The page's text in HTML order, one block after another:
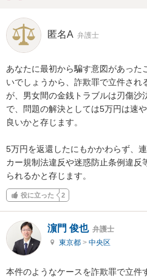
匿名A 弁護士
あなたに最初から騙す意図があった
いでしょうから、詐欺罪で立件され
が、男女間の金銭トラブルは刃傷沙
で、問題の解決としては5万円は速
良いかと存じます。
5万円を返還したにもかかわらず、
カー規制法違反や迷惑防止条例違反
られるかと存じます。
役に立った 2
濵門 俊也 弁護士
東京都 > 中央区
本件のようなケースを詐欺罪で立件